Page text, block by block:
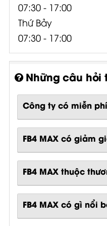
07:30 - 17:00
Thứ Bảy
07:30 - 17:00
Những câu hỏi
Công ty có miễn
FB4 MAX có giảm
FB4 MAX thuộc
FB4 MAXcó gì nổi